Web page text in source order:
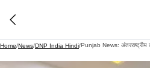
Home/News/DNP India Hindi/